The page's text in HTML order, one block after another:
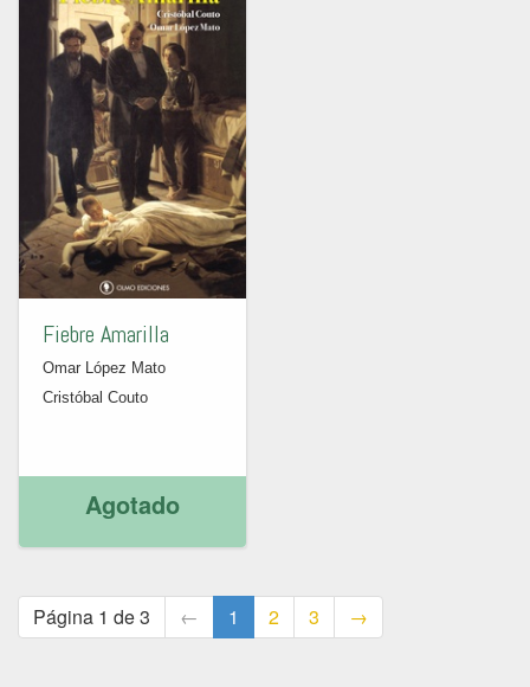
Fiebre Amarilla
Omar López Mato
Cristóbal Couto
Agotado
Página 1 de 3 ← 1 2 3 →